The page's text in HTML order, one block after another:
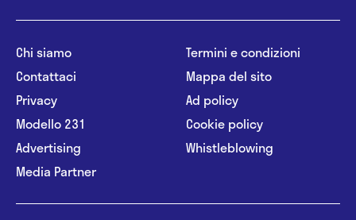
Chi siamo
Contattaci
Privacy
Modello 231
Advertising
Media Partner
Termini e condizioni
Mappa del sito
Ad policy
Cookie policy
Whistleblowing